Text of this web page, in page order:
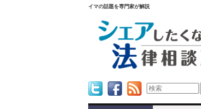
イマの話題を専門家が解説